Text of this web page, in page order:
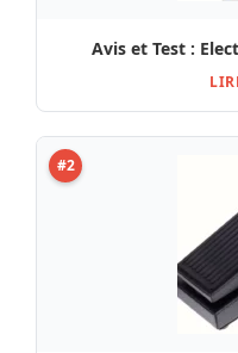
Avis et Test :
#2